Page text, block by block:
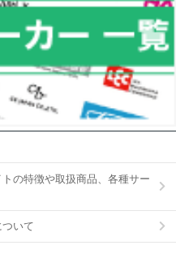
の特徴や取扱商品、各種サー
いて